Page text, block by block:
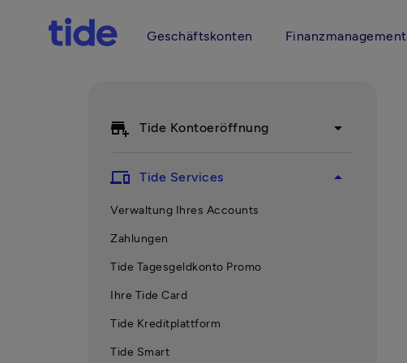
Geschäftskonten Finanzmanagement
add_business Tide Kontoeröffnung arrow_drop_down
devices Tide Services arrow_drop_up
Verwaltung Ihres Accounts
Zahlungen
Tide Tagesgeldkonto Promo
Ihre Tide Card
Tide Kreditplattform
Tide Smart